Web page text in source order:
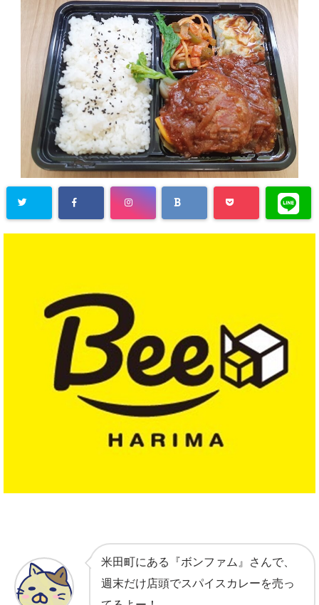
米田町にある『ボンファム』さんで、
週末だけ店頭でスパイスカレーを売っ